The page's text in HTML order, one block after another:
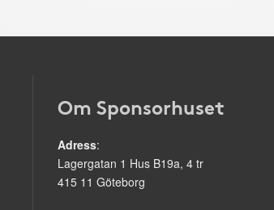
Om Sponsorhuset
Adress:
Lagergatan 1 Hus B19a, 4 tr
415 11 Göteborg